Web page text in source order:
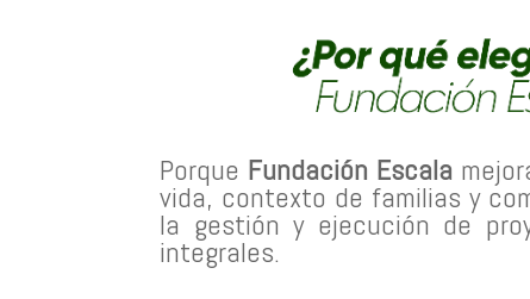
Porque Fundación Escala
vida, contexto de familias y
la gestión y ejecución de
integrales.